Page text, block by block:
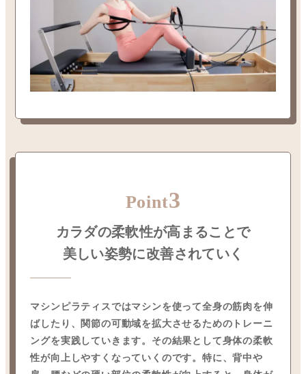
Point3
カラダの柔軟性が高まることで
美しい姿勢に改善されていく
マシンピラティスではマシンを使って全身の筋肉を伸
ばしたり、関節の可動域を拡大させるためのトレーニ
ングを実践していきます。その結果として身体の柔軟
性が向上しやすくなっていくのです。特に、背中や